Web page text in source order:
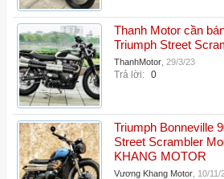
Thanh Motor cần
Triumph Street
ThanhMotor 29/3/23
Trả lời: 0
Triumph Bonneville
Street Scrambler
KHANG MOTOR
Vương Khang Motor 10/11/